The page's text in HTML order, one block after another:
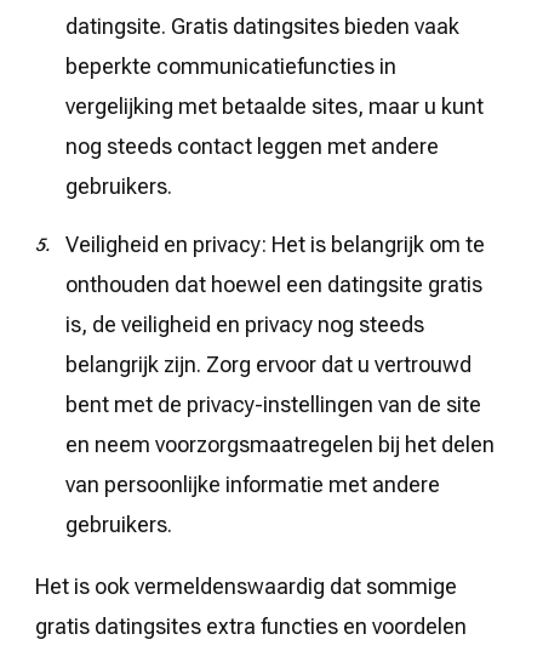
datingsite. Gratis datingsites bieden vaak
beperkte communicatiefuncties in
vergelijking met betaalde sites, maar u kunt
nog steeds contact leggen met andere
gebruikers.
Veiligheid en privacy: Het is belangrijk om te
onthouden dat hoewel een datingsite gratis
is, de veiligheid en privacy nog steeds
belangrijk zijn. Zorg ervoor dat u vertrouwd
bent met de privacy-instellingen van de site
en neem voorzorgsmaatregelen bij het delen
van persoonlijke informatie met andere
gebruikers.
Het is ook vermeldenswaardig dat sommige
gratis datingsites extra functies en voordelen